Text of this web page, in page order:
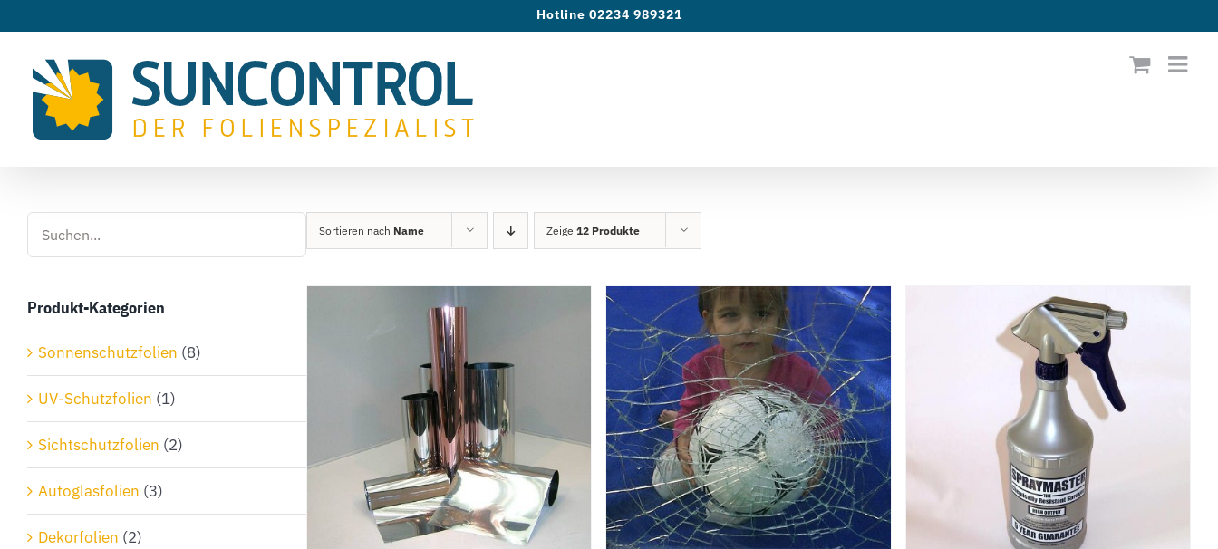
springen
Hotline 02234 989321
Sortieren nach Name Zeige12 Produkte
Produkt-Kategorien
Sonnenschutzfolien (8)
UV-Schutzfolien (1)
Sichtschutzfolien (2)
Autoglasfolien (3)
Dekorfolien (2)